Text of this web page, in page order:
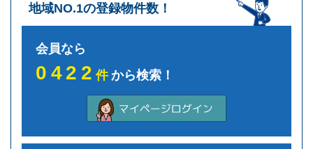
地域NO.1の登録物件数！
会員なら
0422件から検索！